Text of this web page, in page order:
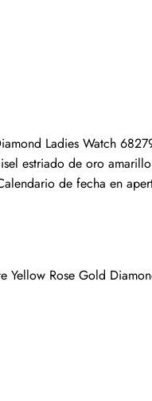
Ladies Watch
estriado de oro
de fecha en
Yellow Rose Gold
que hayan